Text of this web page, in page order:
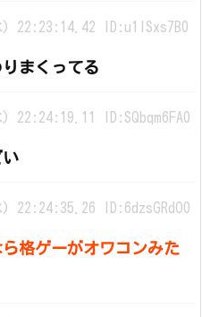
) 22:23:14.42 ID:u1lSxs7B0
まくってる
22:24:19.11 ID:SQbqm6FA0
22:24:35.26 ID:6dzsGRdO0
格ゲーがオワコンみた